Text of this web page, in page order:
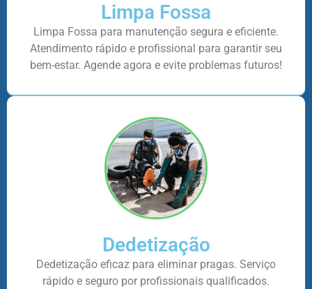
Limpa Fossa
Limpa Fossa para manutenção segura e eficiente.
Atendimento rápido e profissional para garantir seu
bem-estar. Agende agora e evite problemas futuros!
Dedetização
Dedetização eficaz para eliminar pragas. Serviço
rápido e seguro por profissionais qualificados.